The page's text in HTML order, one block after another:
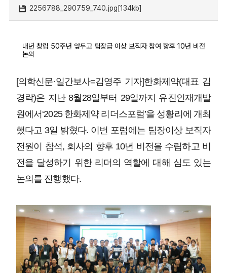
2256788_290759_740.jpg[134kb]
내년 창립 50주년 앞두고 팀장급 이상 보직자 참여 향후 10년 비전
논의
[의학신문·일간보사=김영주 기자]한화제약(대표 김
경락)은 지난 8월28일부터 29일까지 유진인재개발
원에서‘2025 한화제약 리더스포럼’을 성황리에 개최
했다고 3일 밝혔다. 이번 포럼에는 팀장이상 보직자
전원이 참석, 회사의 향후 10년 비전을 수립하고 비
전을 달성하기 위한 리더의 역할에 대해 심도 있는
논의를 진행했다.